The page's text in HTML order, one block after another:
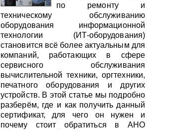
по ремонту и
техническому обслуживанию
оборудования информационной
технологии (ИТ-оборудования)
становится всё более актуальным для
компаний, работающих в сфере
сервисного обслуживания
вычислительной техники, оргтехники,
печатного оборудования и других
устройств. В этой статье мы подробно
разберём, где и как получить данный
сертификат, для чего он нужен и
почему стоит обратиться в АНО